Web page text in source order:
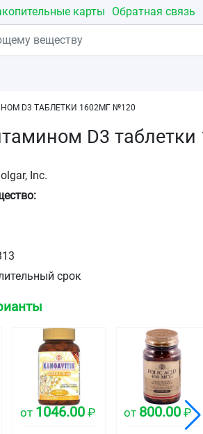
карты Обратная связь
D3 ТАБЛЕТКИ 1602МГ №120
D3
Inc.
срок
от 1046.00₽ от 800.00 ₽